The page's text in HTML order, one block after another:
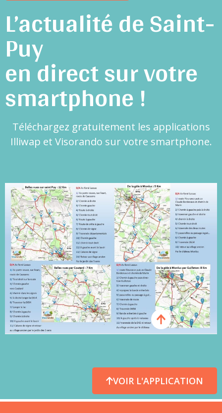
L’actualité de Saint-
Puy
en direct sur votre
smartphone !
Téléchargez gratuitement les applications
Illiwap et Visorando sur votre smartphone.
VOIR L'APPLICATION